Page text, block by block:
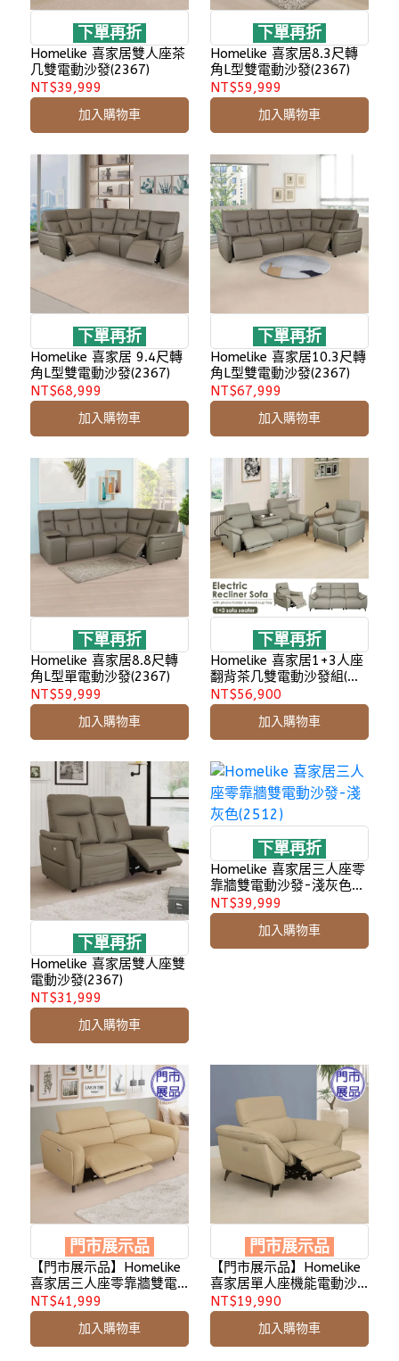
下單再折
Homelike 喜家居雙人座茶
几雙電動沙發(2367)
NT$39,999
加入購物車
下單再折
Homelike 喜家居8.3尺轉
角L型雙電動沙發(2367)
NT$59,999
加入購物車
下單再折
Homelike 喜家居 9.4尺轉
角L型雙電動沙發(2367)
NT$68,999
加入購物車
下單再折
Homelike 喜家居10.3尺轉
角L型雙電動沙發(2367)
NT$67,999
加入購物車
下單再折
Homelike 喜家居8.8尺轉
角L型單電動沙發(2367)
NT$59,999
加入購物車
下單再折
Homelike 喜家居1+3人座
翻背茶几雙電動沙發組(附
手機支架)(2521)
NT$56,900
加入購物車
下單再折
Homelike 喜家居雙人座雙
電動沙發(2367)
NT$31,999
加入購物車
下單再折
Homelike 喜家居三人座零
靠牆雙電動沙發-淺灰色
(2512)
NT$39,999
加入購物車
門市展示品
【門市展示品】Homelike
喜家居三人座零靠牆雙電
動沙發-奶茶色(2511)
NT$41,999
加入購物車
門市展示品
【門市展示品】Homelike
喜家居單人座機能電動沙
發(2429)
NT$19,990
加入購物車